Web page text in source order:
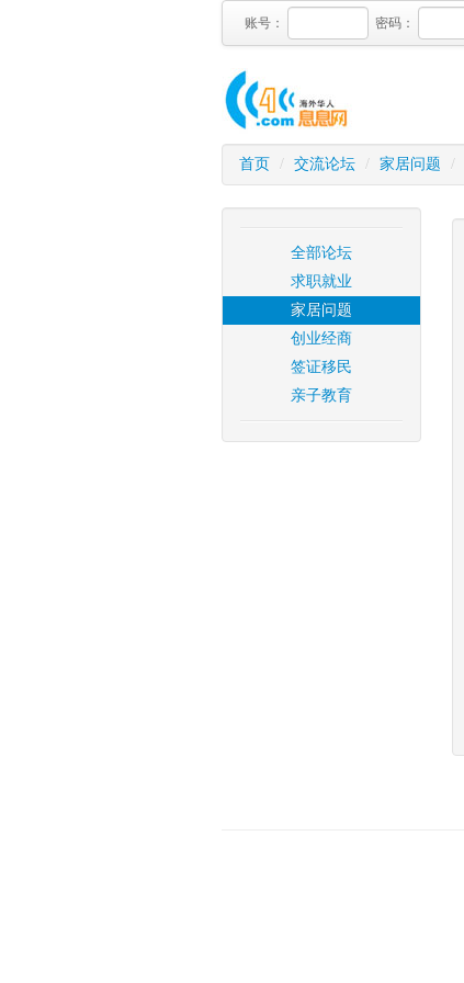
账号： 密码：
首页 / 交流论坛 / 家居问题 /
全部论坛
求职就业
家居问题
创业经商
签证移民
亲子教育